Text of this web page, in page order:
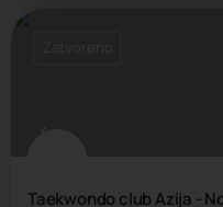
Taekwondo club Azija -